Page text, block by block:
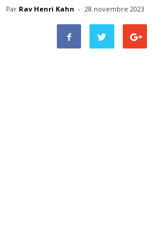
Par Rav Henri Kahn - 28 novembre 2023